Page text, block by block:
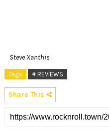
Steve Xanthis
Tags # REVIEWS
Share This